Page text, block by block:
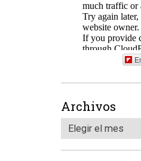
Archivos
Elegir el mes